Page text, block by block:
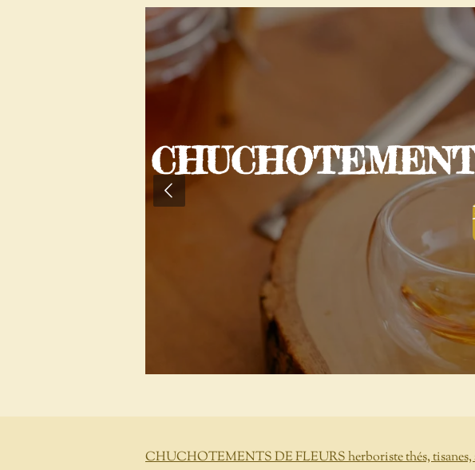
CHUCHOTEMENTS DE FLEURS herboriste thés, tisanes,